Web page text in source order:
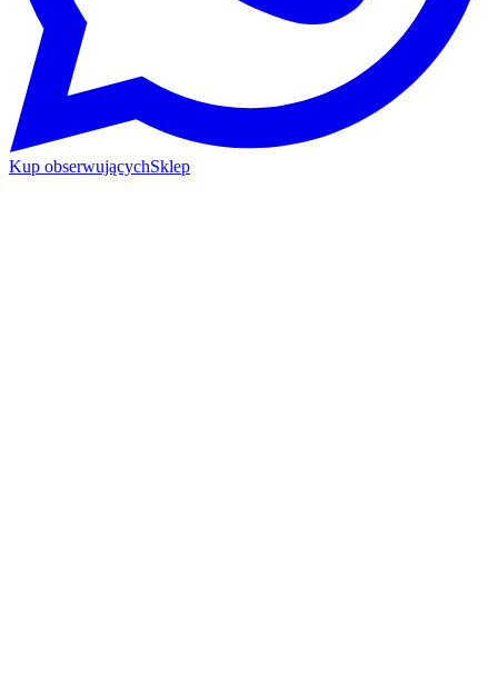
Kup obserwującychSklep